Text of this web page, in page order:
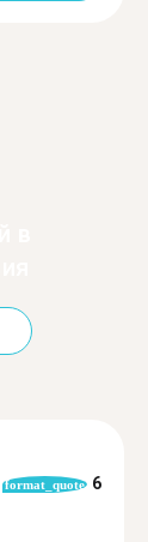
format_quote 6